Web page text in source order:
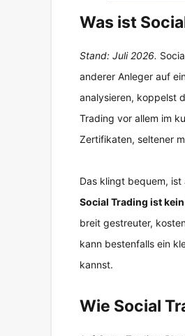
Was ist
Stand: Juli 2026.
anderer Anleger auf
analysieren, koppelst
Trading vor allem im
Zertifikaten, seltener
Das klingt bequem,
Social Trading ist
breit gestreuter,
kann bestenfalls ein
kannst.
Wie Social